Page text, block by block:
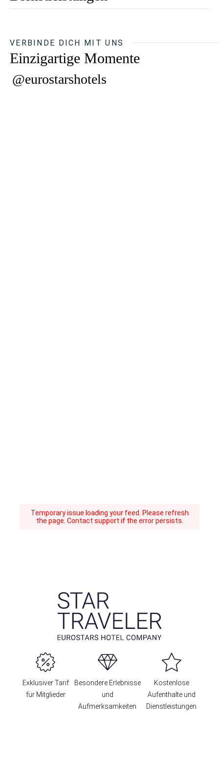
VERBINDE DICH MIT UNS
Einzigartige Momente
@eurostarshotels
Temporary issue loading your feed. Please refresh
the page. Contact support if the error persists.
Exklusiver Tarif
für Mitglieder
Besondere Erlebnisse
und
Aufmerksamkeiten
Kostenlose
Aufenthalte und
Dienstleistungen